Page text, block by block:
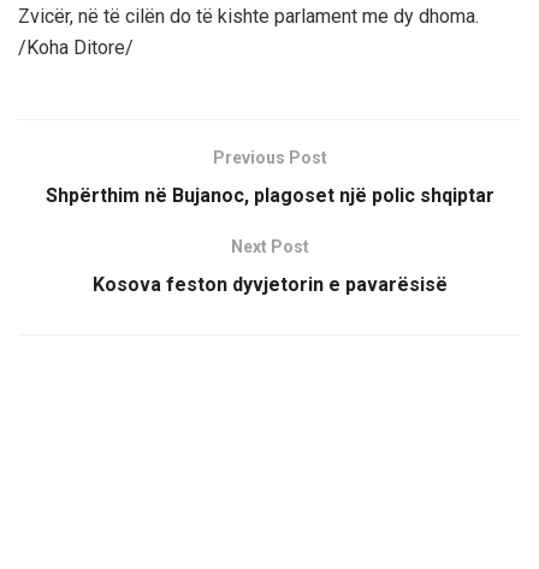
Zvicër, në të cilën do të kishte parlament me dy dhoma.
/Koha Ditore/
Previous Post
Shpërthim në Bujanoc, plagoset një polic shqiptar
Next Post
Kosova feston dyvjetorin e pavarësisë